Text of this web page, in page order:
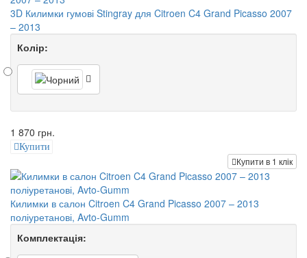
3D Килимки гумові Stingray для Citroen C4 Grand Picasso 2007
– 2013
Колір:
1 870 грн.
Купити
Купити в 1 клік
Килимки в салон Citroen C4 Grand Picasso 2007 – 2013
поліуретанові, Avto-Gumm
Комплектація: